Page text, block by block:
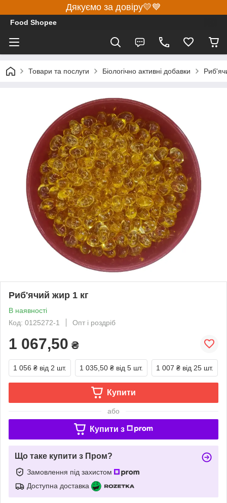
Дякуємо за довіру💛💙
Food Shopee
Товари та послуги Біологічно активні добавки
Риб'ячий жир 1 кг
В наявності
Код: 0125272-1
Опт і роздріб
1 067,50 ₴
1 056 ₴ від 2 шт. 1 035,50 ₴ від 5 шт. 1 007 ₴ від 25 шт.
Купити
або
Купити з
Що таке купити з Пром?
Замовлення під захистом
Доступна доставка